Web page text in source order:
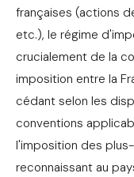
françaises (actions
etc.), le régime
crucialement de la
imposition entre la
cédant selon les
conventions
l'imposition des
reconnaissant au